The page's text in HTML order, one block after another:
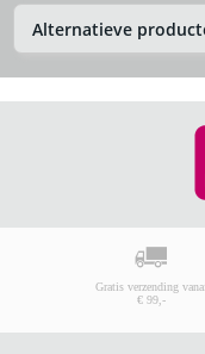
Alternatieve
Gratis verzending
€ 99,-